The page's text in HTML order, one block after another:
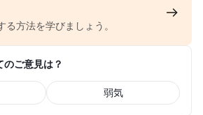
る方法を学びましょう。
ご意見は？
弱気